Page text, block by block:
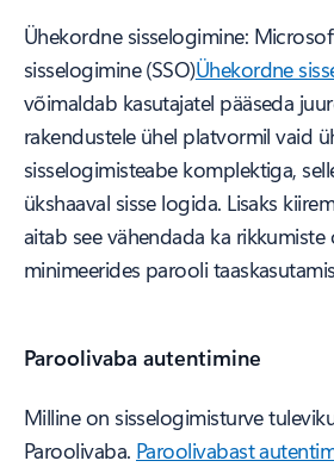
Ühekordne sisselogimine:
sisselogimine (SSO)Ühekordne
võimaldab kasutajatel pääseda
rakendustele ühel platvormil vaid
sisselogimisteabe komplektiga,
ükshaaval sisse logida. Lisaks
aitab see vähendada ka rikkumiste
minimeerides parooli
Paroolivaba autentimine
Milline on sisselogimisturve
Paroolivaba. Paroolivabast